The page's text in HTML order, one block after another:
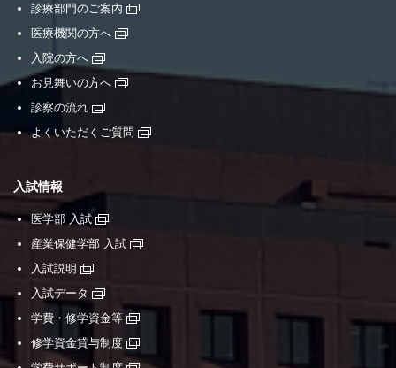
診療部門のご案内
医療機関の方へ
入院の方へ
お見舞いの方へ
診察の流れ
よくいただくご質問
入試情報
医学部 入試
産業保健学部 入試
入試説明
入試データ
学費・修学資金等
修学資金貸与制度